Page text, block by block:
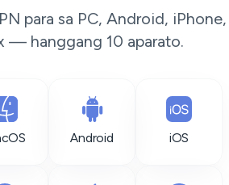
para sa PC, Android, iPhone,
— hanggang 10 aparato.
Android iOS